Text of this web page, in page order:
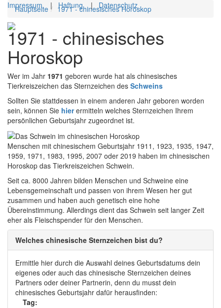
Impressum| Haftung| Datenschutz
Hauptseite 1971 - chinesisches Horoskop
1971 - chinesisches
Horoskop
Wer im Jahr 1971 geboren wurde hat als chinesisches
Tierkreiszeichen das Sternzeichen des Schweins
Sollten Sie stattdessen in einem anderen Jahr geboren worden
sein, können Sie hierermitteln welches Sternzeichen Ihrem
persönlichen Geburtsjahr zugeordnet ist.
Menschen mit chinesischem Geburtsjahr 1911, 1923, 1935, 1947,
1959, 1971, 1983, 1995, 2007 oder 2019 haben im chinesischen
Horoskop das Tierkreiszeichen Schwein.
Seit ca. 8000 Jahren bilden Menschen und Schweine eine
Lebensgemeinschaft und passen von ihrem Wesen her gut
zusammen und haben auch genetisch eine hohe
Übereinstimmung. Allerdings dient das Schwein seit langer Zeit
eher als Fleischspender für den Menschen.
Welches chinesische Sternzeichen bist du?
Ermittle hier durch die Auswahl deines Geburtsdatums dein
eigenes oder auch das chinesische Sternzeichen deines
Partners oder deiner Partnerin, denn du musst dein
chinesisches Geburtsjahr dafür herausfinden:
Tag: